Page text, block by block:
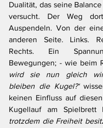
Dualität, das seine
versucht. Der Weg
Auspendeln. Von der
anderen Seite. Links.
Rechts. Ein
Bewegungen; - wie beim
wird sie nun gleich
bleiben die Kugel?‘
keinen Einfluss auf
Kugellauf am Spielbrett
trotzdem die Freiheit